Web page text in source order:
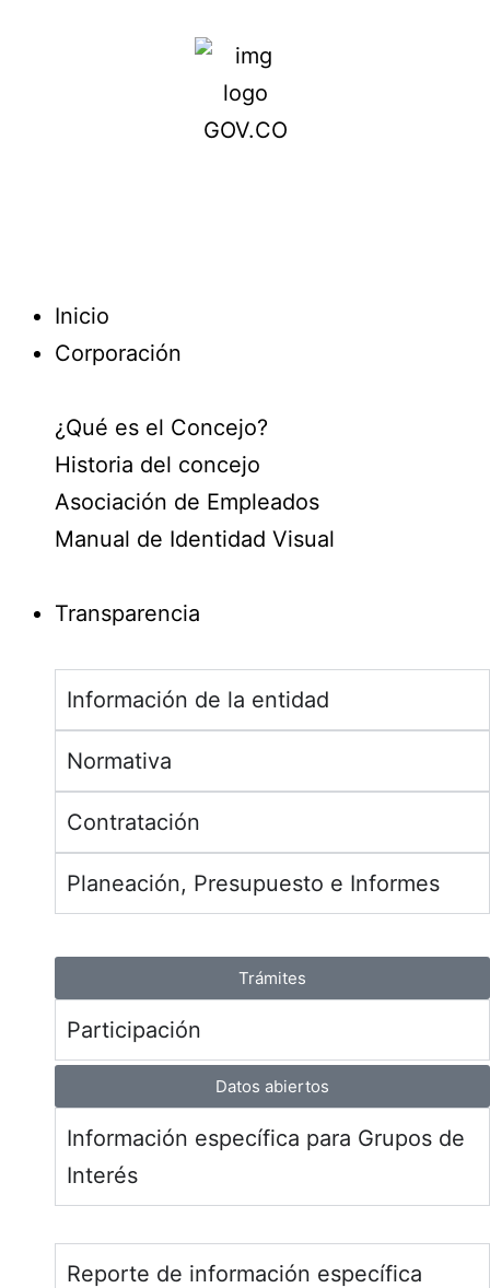
Inicio
Corporación
¿Qué es el Concejo?
Historia del concejo
Asociación de Empleados
Manual de Identidad Visual
Transparencia
Información de la entidad
Normativa
Contratación
Planeación, Presupuesto e Informes
Trámites
Participación
Datos abiertos
Información específica para Grupos de
Interés
Reporte de información específica